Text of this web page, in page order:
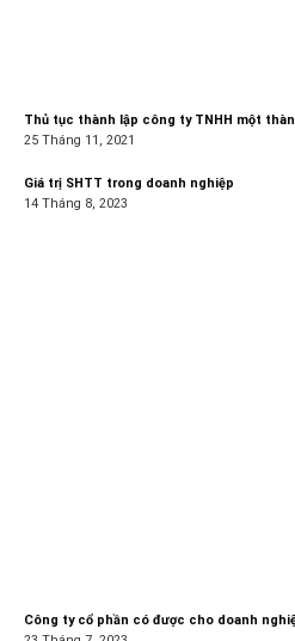
Thủ tục thành lập công ty TNHH một
25 Tháng 11, 2021
Giá trị SHTT trong doanh nghiệp
14 Tháng 8, 2023
Công ty cổ phần có được cho doanh